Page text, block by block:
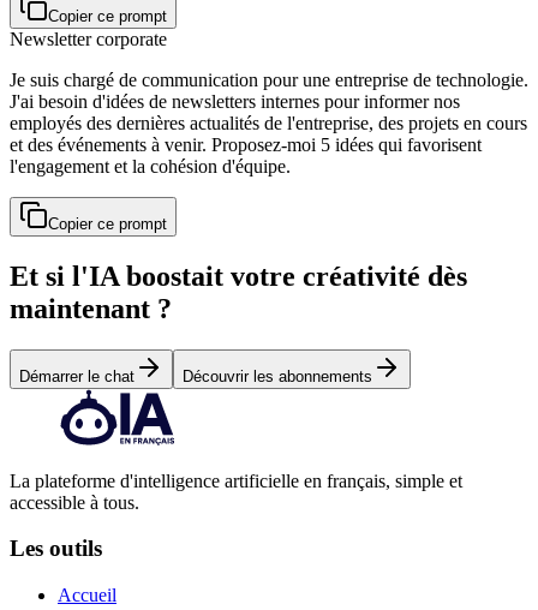
Copier ce prompt
Newsletter corporate
Je suis chargé de communication pour une entreprise de technologie.
J'ai besoin d'idées de newsletters internes pour informer nos
employés des dernières actualités de l'entreprise, des projets en cours
et des événements à venir. Proposez-moi 5 idées qui favorisent
l'engagement et la cohésion d'équipe.
Copier ce prompt
Et si l'IA boostait votre créativité dès
maintenant ?
Démarrer le chat Découvrir les abonnements
La plateforme d'intelligence artificielle en français, simple et
accessible à tous.
Les outils
Accueil